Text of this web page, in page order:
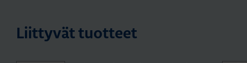
Liittyvät tuotteet